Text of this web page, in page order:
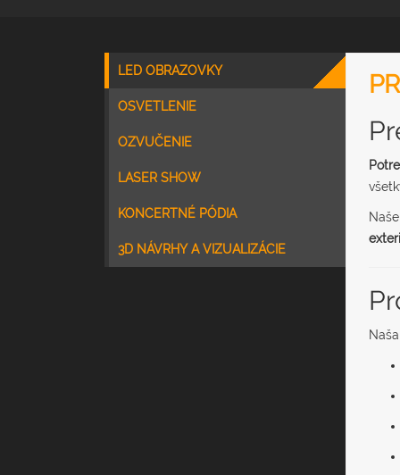
LED OBRAZOVKY
OSVETLENIE
OZVUČENIE
LASER SHOW
KONCERTNÉ PÓDIA
3D NÁVRHY A VIZUALIZÁCIE
Naše